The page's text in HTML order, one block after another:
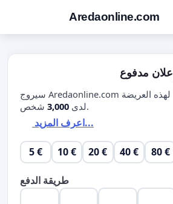
Aredaonline.com
إعلان مدفوع
سيروج Aredaonline.com لهذه العريضة
لدى 3,000 شخص.
اعرف المزيد...
5 € 10 € 20 € 40 € 80 €
طريقة الدفع